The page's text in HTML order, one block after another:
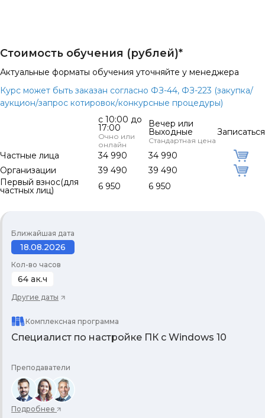
Стоимость обучения (рублей)*
Актуальные форматы обучения уточняйте у менеджера
Курс может быть заказан согласно ФЗ-44, ФЗ-223 (закупка/
аукцион/запрос котировок/конкурсные процедуры)
с 10:00 до
17:00
Очно или
онлайн
Вечер или
Выходные
Стандартная цена
Записаться
Частные лица 34 990
34 990
Организации
39 490
39 490
Первый взнос(для
частных лиц) 6 950 6 950
Ближайшая дата
18.08.2026
Кол-во часов
64 ак.ч
Другие даты
Комплексная программа
Специалист по настройке ПК с Windows 10
Преподаватели
Подробнее